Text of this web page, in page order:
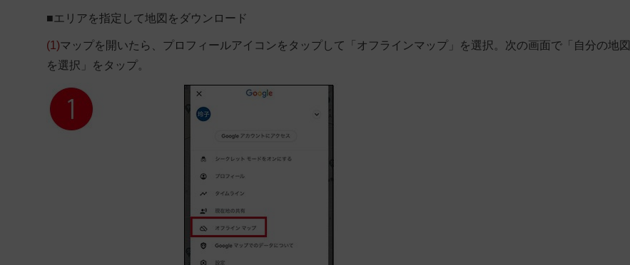
■エリアを指定して地図をダウンロード
(1)マップを開いたら、プロフィールアイコンをタップして「オフラインマップ」を選択。次の画面で「自分の地図
を選択」をタップ。